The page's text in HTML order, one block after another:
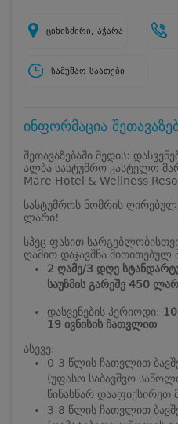
ციხისძირი, აჭარა
სამუშაო საათები
ინფორმაცია
შეთავაზებაში შედის:
ალბა სასტუმრო კასტელო
Mare Hotel & Wellness
სასტუმროს ნომრის
ლარი!
სპეც ფასით
ღამით დაჯავშნა მითითებულ
2 ღამე/3 დღე
საუზმის გარეშე 450
დასვენების პერიოდი: 10
19 ივნისის ჩათვლით
ასევე:
0-3 წლის ჩათვლით
(უფასო საბავშვო
წინასწარ დააფიქსირეთ
3-8 წლის ჩათვლით